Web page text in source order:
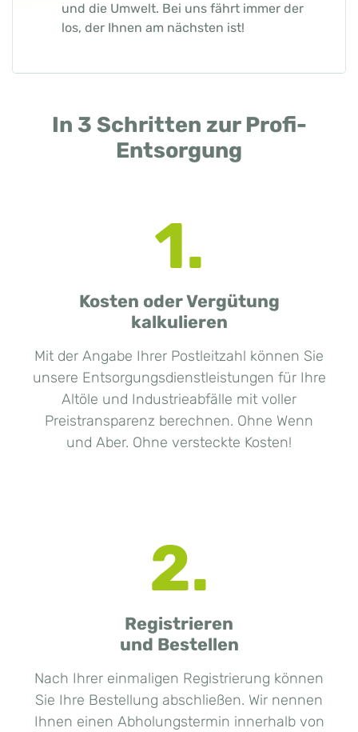
und die Umwelt. Bei uns fährt immer der
los, der Ihnen am nächsten ist!
In 3 Schritten zur Profi-
Entsorgung
1.
Kosten oder Vergütung
kalkulieren
Mit der Angabe Ihrer Postleitzahl können Sie
unsere Entsorgungsdienstleistungen für Ihre
Altöle und Industrieabfälle mit voller
Preistransparenz berechnen. Ohne Wenn
und Aber. Ohne versteckte Kosten!
2.
Registrieren
und Bestellen
Nach Ihrer einmaligen Registrierung können
Sie Ihre Bestellung abschließen. Wir nennen
Ihnen einen Abholungstermin innerhalb von